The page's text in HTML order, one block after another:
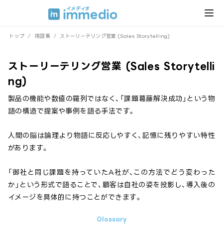
トップ / 用語集 / ストーリーテリング営業 (Sales Storytelling)
ストーリーテリング営業 (Sales Storytelli
ng)
製品の機能や数値の羅列ではなく、「課題→葛藤→解決→成功」という物
語の構造で提案や事例を語る手法です。
人間の脳は論理より物語に反応しやすく、記憶に残りやすい特性
があります。
「御社と同じ課題を持っていたA社が、この方法でどう変わった
か」という形式で語ることで、顧客は自社の姿を投影し、導入後の
イメージを具体的に持つことができます。